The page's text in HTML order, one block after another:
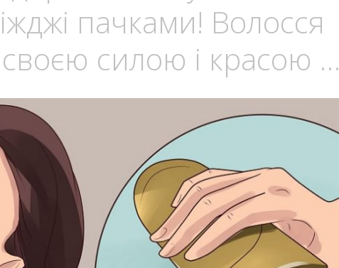
пачками! Волосся
силою і красою …